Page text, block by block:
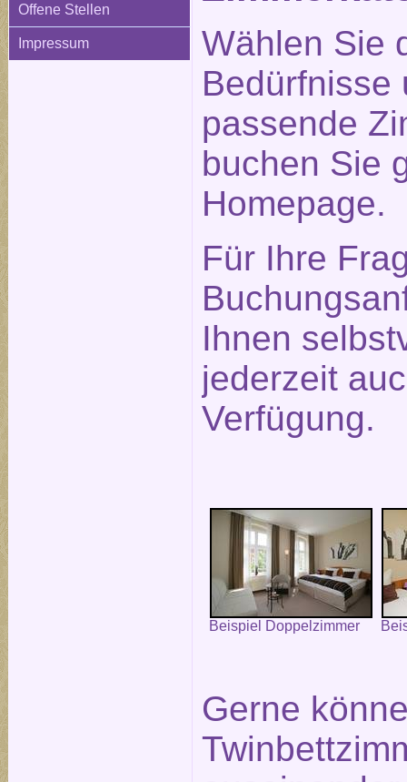
Offene Stellen
Impressum
Wählen Sie
Bedürfnisse
passende
buchen Sie
Homepage.
Für Ihre
Ihnen
jederzeit
Verfügung.
Beispiel Doppelzimmer
Gerne